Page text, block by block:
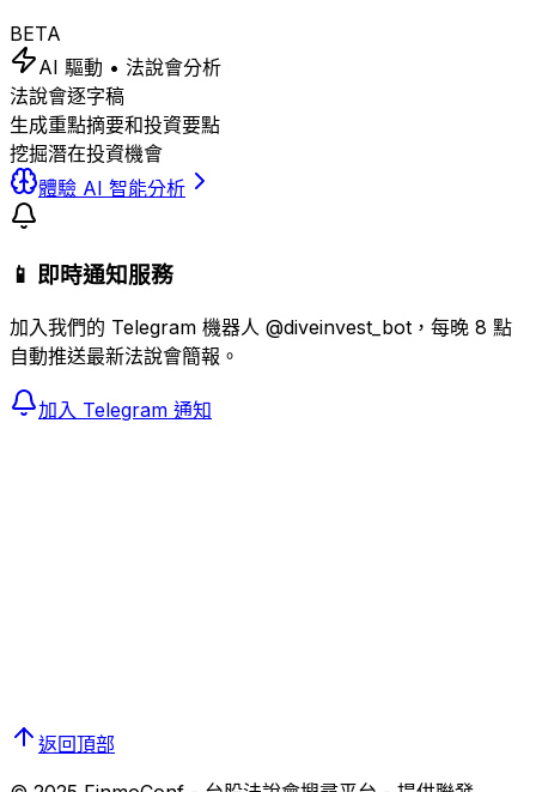
BETA
AI 驅動 • 法說會分析
法說會逐字稿
生成重點摘要和投資要點
挖掘潛在投資機會
體驗 AI 智能分析
📱 即時通知服務
加入我們的 Telegram 機器人 @diveinvest_bot，每晚 8 點
自動推送最新法說會簡報。
加入 Telegram 通知
返回頂部